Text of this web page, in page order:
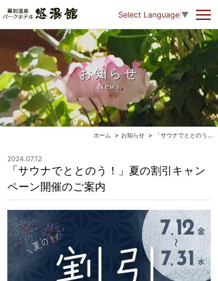
Select Language ▼
お知らせ
News
ホーム お知らせ 「サウナでととのう！」夏の割引キャンペーン開催のご案内
2024.07.12
「サウナでととのう！」夏の割引キャン
ペーン開催のご案内